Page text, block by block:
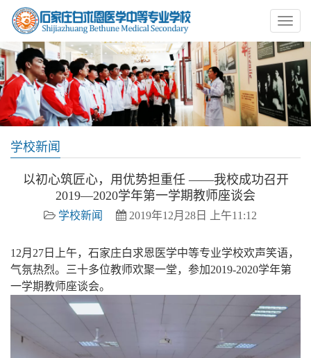
学校新闻
以初心筑匠心，用优势担重任 ——我校成功召开
2019—2020学年第一学期教师座谈会
学校新闻 2019年12月28日 上午11:12
12月27日上午，石家庄白求恩医学中等专业学校欢声笑语，
气氛热烈。三十多位教师欢聚一堂，参加2019-2020学年第
一学期教师座谈会。